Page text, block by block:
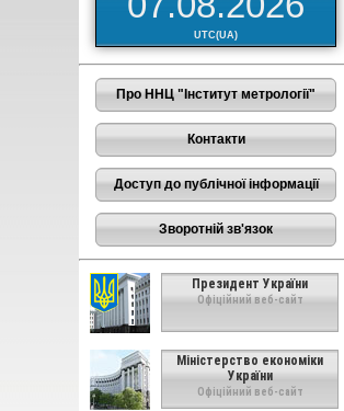
UTC(UA)
Про ННЦ "Інститут метрології"
Контакти
Доступ до публічної інформації
Зворотній зв'язок
Президент України
Офіційний веб-сайт
Міністерство економіки
України
Офіційний веб-сайт